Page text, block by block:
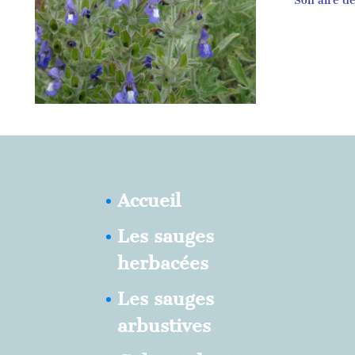
Accueil
Les sauges
herbacées
Les sauges
arbustives